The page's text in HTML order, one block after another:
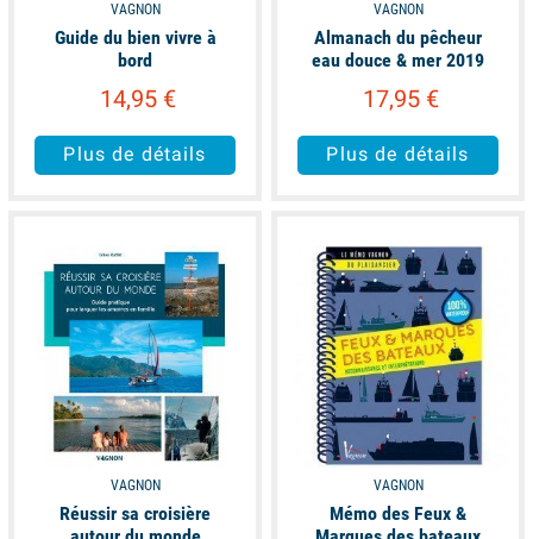
VAGNON
Guide du bien vivre à
bord
14,95 €
Plus de détails
VAGNON
Almanach du pêcheur
eau douce & mer 2019
17,95 €
Plus de détails
VAGNON
Réussir sa croisière
VAGNON
Mémo des Feux &